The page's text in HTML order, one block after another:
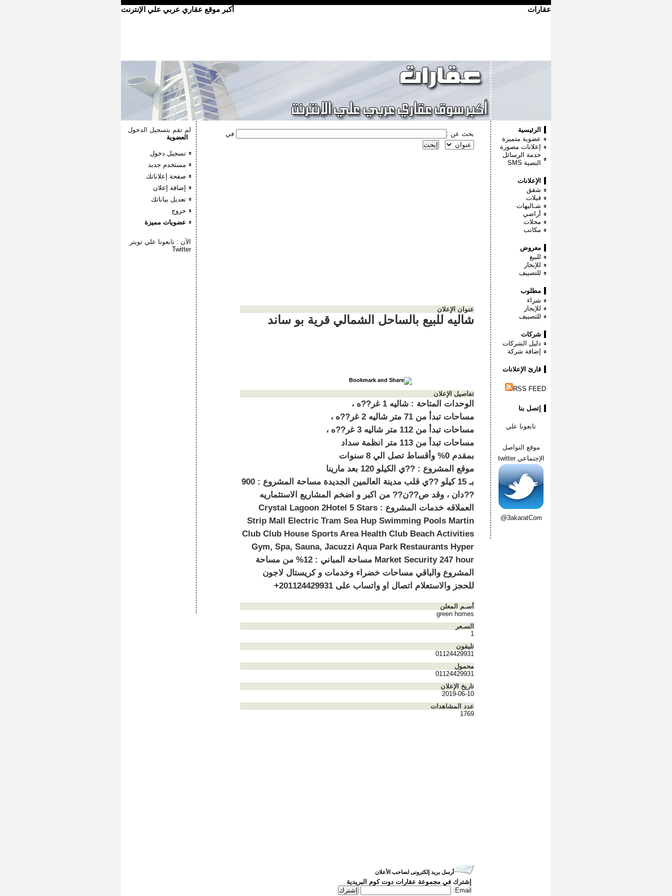
عقارات أكبر موقع عقاري عربي علي الإنترنت
لم تقم بتسجيل الدخول
العضوية
تسجيل دخول
مستخدم جديد
صفحة إعلاناتك
إضافة إعلان
تعديل بياناتك
خروج
عضويات مميزة
الآن : تابعونا علي تويتر
Twitter
بحث عن : في
عنوان الإعلان
شاليه للبيع بالساحل الشمالي قرية بو ساند
تفاصيل الإعلان
الوحدات المتاحة : شاليه 1 غر??ه ،
مساحات تبدأ من 71 متر شاليه 2 غر??ه ،
مساحات تبدأ من 112 متر شاليه 3 غر??ه ،
مساحات تبدأ من 113 متر انظمة سداد
بمقدم 0% وأقساط تصل الي 8 سنوات
موقع المشروع : ??ي الكيلو 120 بعد مارينا
بـ 15 كيلو ??ي قلب مدينة العالمين الجديدة مساحة المشروع : 900
??دان ، وقد ص??ن?? من اكبر و اضخم المشاريع الاستثماريه
العملاقه خدمات المشروع : Crystal Lagoon 2Hotel 5 Stars
Strip Mall Electric Tram Sea Hup Swimming Pools Martin
Club Club House Sports Area Health Club Beach Activities
Gym, Spa, Sauna, Jacuzzi Aqua Park Restaurants Hyper
Market Security 247 hour مساحة المباني : 12% من مساحة
المشروع والباقي مساحات خضراء وخدمات و كريستال لاجون
للحجز والاستعلام اتصال او واتساب على 201124429931+
أسـم المعلن
green homes
السـعر
1
تليفون
01124429931
محمول
01124429931
تاريخ الإعلان
2019-06-10
عدد المشاهدات
1769
أرسل بريد إلكترونى لصاحب الأعلان
إشترك في مجموعة عقارات دوت كوم البريدية
Email:
الرئيسية
عضوية متميزة
إعلانات مصورة
خدمة الرسائل
النصية SMS
الإعلانات
شقق
فيلات
شـاليهات
أراضي
محلات
مكاتب
معروض
للبيع
للإيجار
للتصييف
مطلوب
شراء
للإيجار
للتصييف
شركات
دليل الشركات
إضافة شركة
قارئ الإعلانات
RSS FEED
إتصل بنا
تابعونا علي
موقع التواصل
الإجتماعي twitter
@3akaratCom